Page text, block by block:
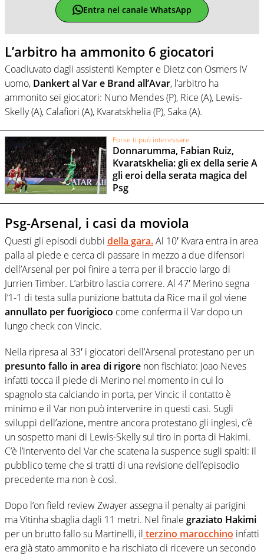
Entra nel canale WhatsApp
L’arbitro ha ammonito 6 giocatori
Coadiuvato dagli assistenti Kempter e Dietz con Osmers IV
uomo, Dankert al Var e Brand all’Avar, l’arbitro ha
ammonito sei giocatori: Nuno Mendes (P), Rice (A), Lewis-
Skelly (A), Calafiori (A), Kvaratskhelia (P), Saka (A).
Forse ti può interessare
Donnarumma, Fabian Ruiz,
Kvaratskhelia: gli ex della serie A
gli eroi della serata magica del
Psg
Psg-Arsenal, i casi da moviola
Questi gli episodi dubbi della gara.Al 10′ Kvara entra in area
palla al piede e cerca di passare in mezzo a due difensori
dell’Arsenal per poi finire a terra per il braccio largo di
Jurrien Timber. L’arbitro lascia correre. Al 47′ Merino segna
l’1-1 di testa sulla punizione battuta da Rice ma il gol viene
annullato per fuorigioco come conferma il Var dopo un
lungo check con Vincic.
Nella ripresa al 33′ i giocatori dell’Arsenal protestano per un
presunto fallo in area di rigore non fischiato: Joao Neves
infatti tocca il piede di Merino nel momento in cui lo
spagnolo sta calciando in porta, per Vincic il contatto è
minimo e il Var non può intervenire in questi casi. Sugli
sviluppi dell’azione, mentre ancora protestano gli inglesi, c’è
un sospetto mani di Lewis-Skelly sul tiro in porta di Hakimi.
C’è l’intervento del Var che scatena la suspence sugli spalti: il
pubblico teme che si tratti di una revisione dell’episodio
precedente ma non è così.
Dopo l’on field review Zwayer assegna il penalty ai parigini
ma Vitinha sbaglia dagli 11 metri. Nel finale graziato Hakimi
per un brutto fallo su Martinelli, il terzino marocchino infatti
era già stato ammonito e ha rischiato di ricevere un secondo